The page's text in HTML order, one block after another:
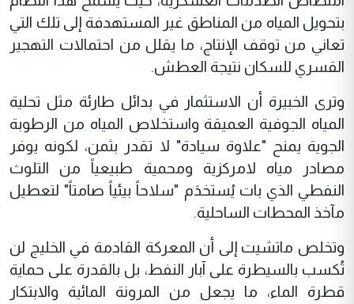
بتحويل المياه من المناطق غير المستهدفة إلى تلك التي
تعاني من توقف الإنتاج، ما يقلل من احتمالات التهجير
القسري للسكان نتيجة العطش.
وترى الخبيرة أن الاستثمار في بدائل طارئة مثل تحلية
المياه الجوفية العميقة واستخلاص المياه من الرطوبة
الجوية يمنح "علاوة سيادة" لا تقدر بثمن، لكونه يوفر
مصادر مياه لامركزية ومحمية طبيعياً من التلوث
النفطي الذي بات يُستخدَم "سلاحاً بيئياً صامتاً" لتعطيل
مآخذ المحطات الساحلية.
وتخلص ماتشيت إلى أن المعركة القادمة في الخليج لن
تُكسب بالسيطرة على آبار النفط، بل بالقدرة على حماية
قطرة الماء، ما يجعل من المرونة المائية والابتكار